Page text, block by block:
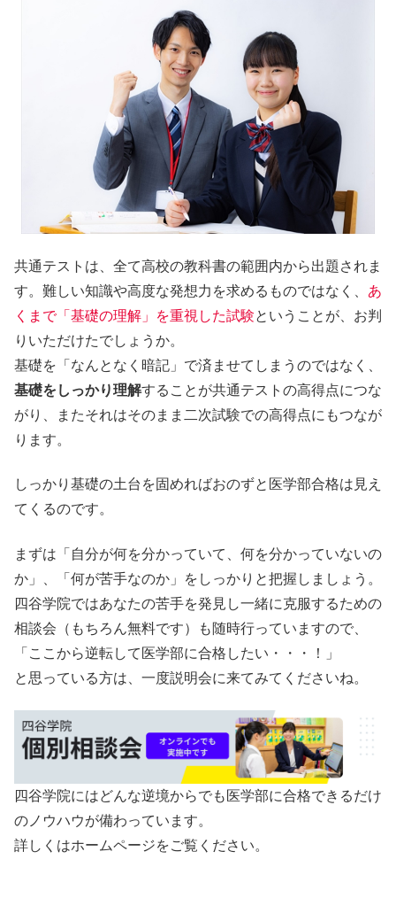
共通テストは、全て高校の教科書の範囲内から出題されま
す。難しい知識や高度な発想力を求めるものではなく、 あ
くまで「基礎の理解」を重視した試験ということが、お判
りいただけたでしょうか。
基礎を「なんとなく暗記」で済ませてしまうのではなく、
基礎をしっかり理解することが共通テストの高得点につな
がり、またそれはそのまま二次試験での高得点にもつなが
ります。
しっかり基礎の土台を固めればおのずと医学部合格は見え
てくるのです。
まずは「自分が何を分かっていて、何を分かっていないの
か」、「何が苦手なのか」をしっかりと把握しましょう。
四谷学院ではあなたの苦手を発見し一緒に克服するための
相談会（もちろん無料です）も随時行っていますので、
「ここから逆転して医学部に合格したい・・・！」
と思っている方は、一度説明会に来てみてくださいね。
四谷学院にはどんな逆境からでも医学部に合格できるだけ
のノウハウが備わっています。
詳しくはホームページをご覧ください。